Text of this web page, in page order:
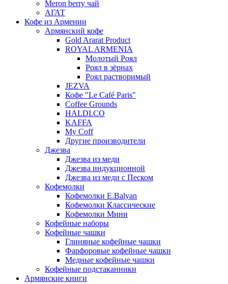
Meron berry чай
АГАТ
Кофе из Армении
Армянский кофе
Gold Ararat Product
ROYAL ARMENIA
Молотый Роял
Роял в зёрнах
Роял растворимый
JEZVA
Кофе "Le Café Paris"
Coffee Grounds
HALDI.CO
KAFFA
My Coff
Другие производители
Джезва
Джезва из меди
Джезва индукционной
Джезва из меди с Песком
Кофемолки
Кофемолки E.Balyan
Кофемолки Классические
Кофемолки Мини
Кофейные наборы
Кофейные чашки
Глиняные кофейные чашки
Фарфоровые кофейные чашки
Медные кофейные чашки
Кофейные подстаканники
Армянские книги